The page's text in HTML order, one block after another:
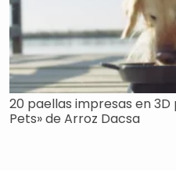
20 paellas impresas en
Pets» de Arroz Dacsa